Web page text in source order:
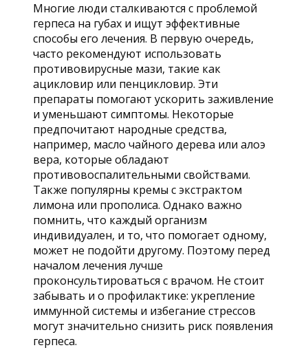
Многие люди сталкиваются с проблемой
герпеса на губах и ищут эффективные
способы его лечения. В первую очередь,
часто рекомендуют использовать
противовирусные мази, такие как
ацикловир или пенцикловир. Эти
препараты помогают ускорить заживление
и уменьшают симптомы. Некоторые
предпочитают народные средства,
например, масло чайного дерева или алоэ
вера, которые обладают
противовоспалительными свойствами.
Также популярны кремы с экстрактом
лимона или прополиса. Однако важно
помнить, что каждый организм
индивидуален, и то, что помогает одному,
может не подойти другому. Поэтому перед
началом лечения лучше
проконсультироваться с врачом. Не стоит
забывать и о профилактике: укрепление
иммунной системы и избегание стрессов
могут значительно снизить риск появления
герпеса.